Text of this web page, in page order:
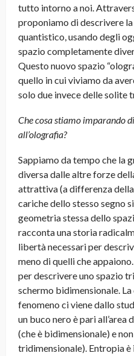
tutto intorno a noi.
proponiamo di descrivere
quantistico, usando degli
spazio completamente
Questo nuovo spazio
quello in cui viviamo da
solo due invece delle solite
Che cosa stiamo imparando
all’olografia?
Sappiamo da tempo che la
diversa dalle altre forze
attrattiva (a differenza
cariche dello stesso segno
geometria stessa dello
racconta una storia
libertà necessari per
meno di quelli che
per descrivere uno spazio
schermo bidimensionale.
fenomeno ci viene dallo
un buco nero è pari all’area
(che è bidimensionale) e
tridimensionale). Entropia è